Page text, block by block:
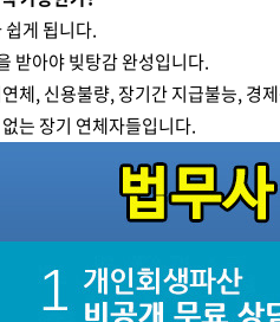
게 됩니다.
받아야 빚탕감 완성입니다.
체, 신용불량, 장기간 지급불능, 경
는 장기 연체자들입니다.